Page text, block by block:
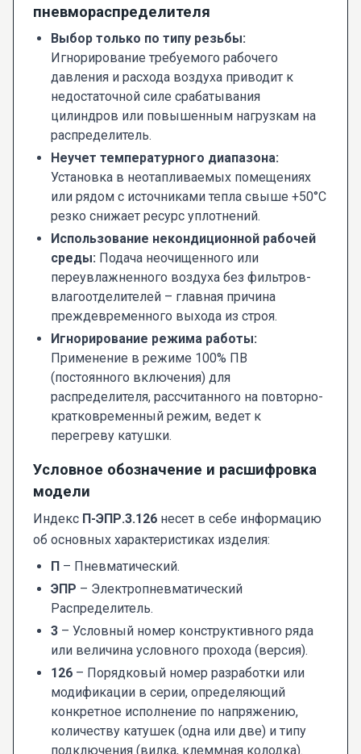
пневмораспределителя
Выбор только по типу резьбы:
Игнорирование требуемого рабочего
давления и расхода воздуха приводит к
недостаточной силе срабатывания
цилиндров или повышенным нагрузкам на
распределитель.
Неучет температурного диапазона:
Установка в неотапливаемых помещениях
или рядом с источниками тепла свыше +50°C
резко снижает ресурс уплотнений.
Использование некондиционной рабочей
среды: Подача неочищенного или
переувлажненного воздуха без фильтров-
влагоотделителей – главная причина
преждевременного выхода из строя.
Игнорирование режима работы:
Применение в режиме 100% ПВ
(постоянного включения) для
распределителя, рассчитанного на повторно-
кратковременный режим, ведет к
перегреву катушки.
Условное обозначение и расшифровка
модели
Индекс П-ЭПР.3.126 несет в себе информацию
об основных характеристиках изделия:
П – Пневматический.
ЭПР – Электропневматический
Распределитель.
3 – Условный номер конструктивного ряда
или величина условного прохода (версия).
126 – Порядковый номер разработки или
модификации в серии, определяющий
конкретное исполнение по напряжению,
количеству катушек (одна или две) и типу
подключения (вилка, клеммная колодка).